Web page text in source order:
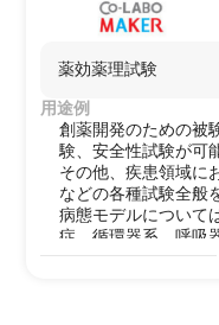
薬効薬理試験
用途例
創薬開発のための被
験、安全性試験が可
その他、疾患領域に
などの各種試験全般
病態モデルについて
症、循環器系、呼吸
系、炎症、アレルギ